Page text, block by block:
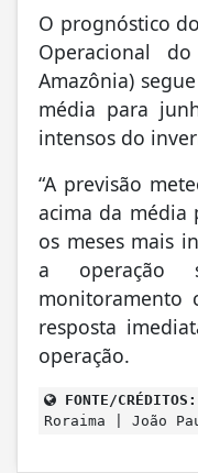
O prognóstico
Operacional
Amazônia)
média para
intensos do
“A previsão
acima da média
os meses mais
a operação
monitoramento
resposta
operação.
FONTE/CRÉDITOS:
Roraima | João